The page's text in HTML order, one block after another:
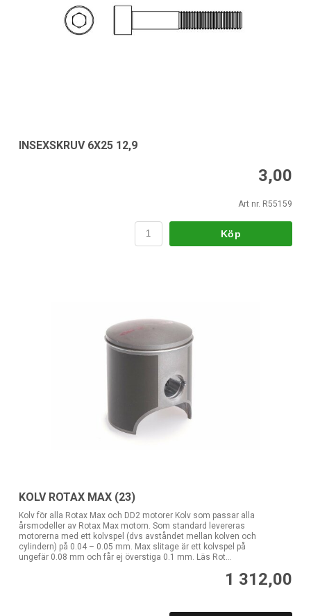
INSEXSKRUV 6X25 12,9
3,00
Art nr. R55159
Köp
KOLV ROTAX MAX (23)
Kolv för alla Rotax Max och DD2 motorer Kolv som passar alla
årsmodeller av Rotax Max motorn. Som standard levereras
motorerna med ett kolvspel (dvs avståndet mellan kolven och
cylindern) på 0.04 – 0.05 mm. Max slitage är ett kolvspel på
ungefär 0.08 mm och får ej överstiga 0.1 mm. Läs Rot...
1 312,00